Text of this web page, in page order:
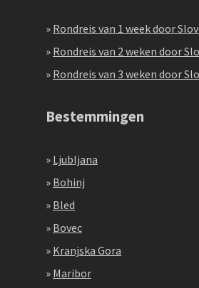
» Rondreis van 1 week door
» Rondreis van 2 weken door
» Rondreis van 3 weken door
Bestemmingen
» Ljubljana
» Bohinj
» Bled
» Bovec
» Kranjska Gora
» Maribor